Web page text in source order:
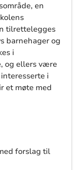
en
tilrettelegges
barnehager og
i
og ellers være
i
et møte med
forslag til